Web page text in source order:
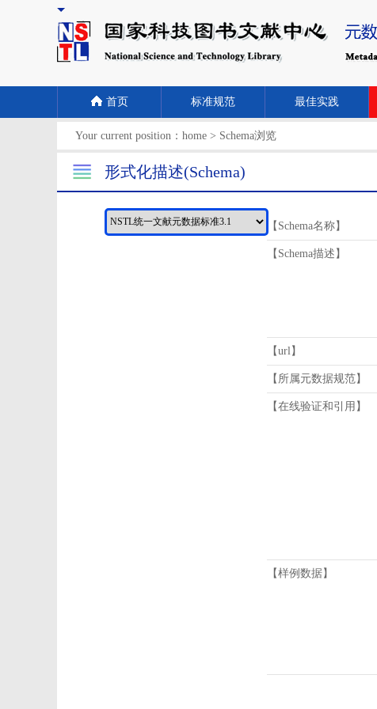
首页 标准规范 最佳实践
Your current position： home > Schema浏览
形式化描述(Schema)
【Schema名称】
【Schema描述】
【url】
【所属元数据规范】
【在线验证和引用】
【样例数据】